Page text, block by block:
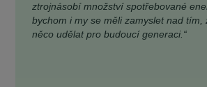
ztrojnásobí množství spotřebované
bychom i my se měli zamyslet nad tím,
něco udělat pro budoucí generaci.“